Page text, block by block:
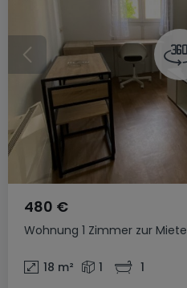
Wohnung 1 Zimmer zur Miete
480 €
18 m² 1 1